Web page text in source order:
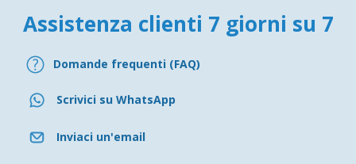
Assistenza clienti 7 giorni su 7
Domande frequenti (FAQ)
Scrivici su WhatsApp
Inviaci un'email